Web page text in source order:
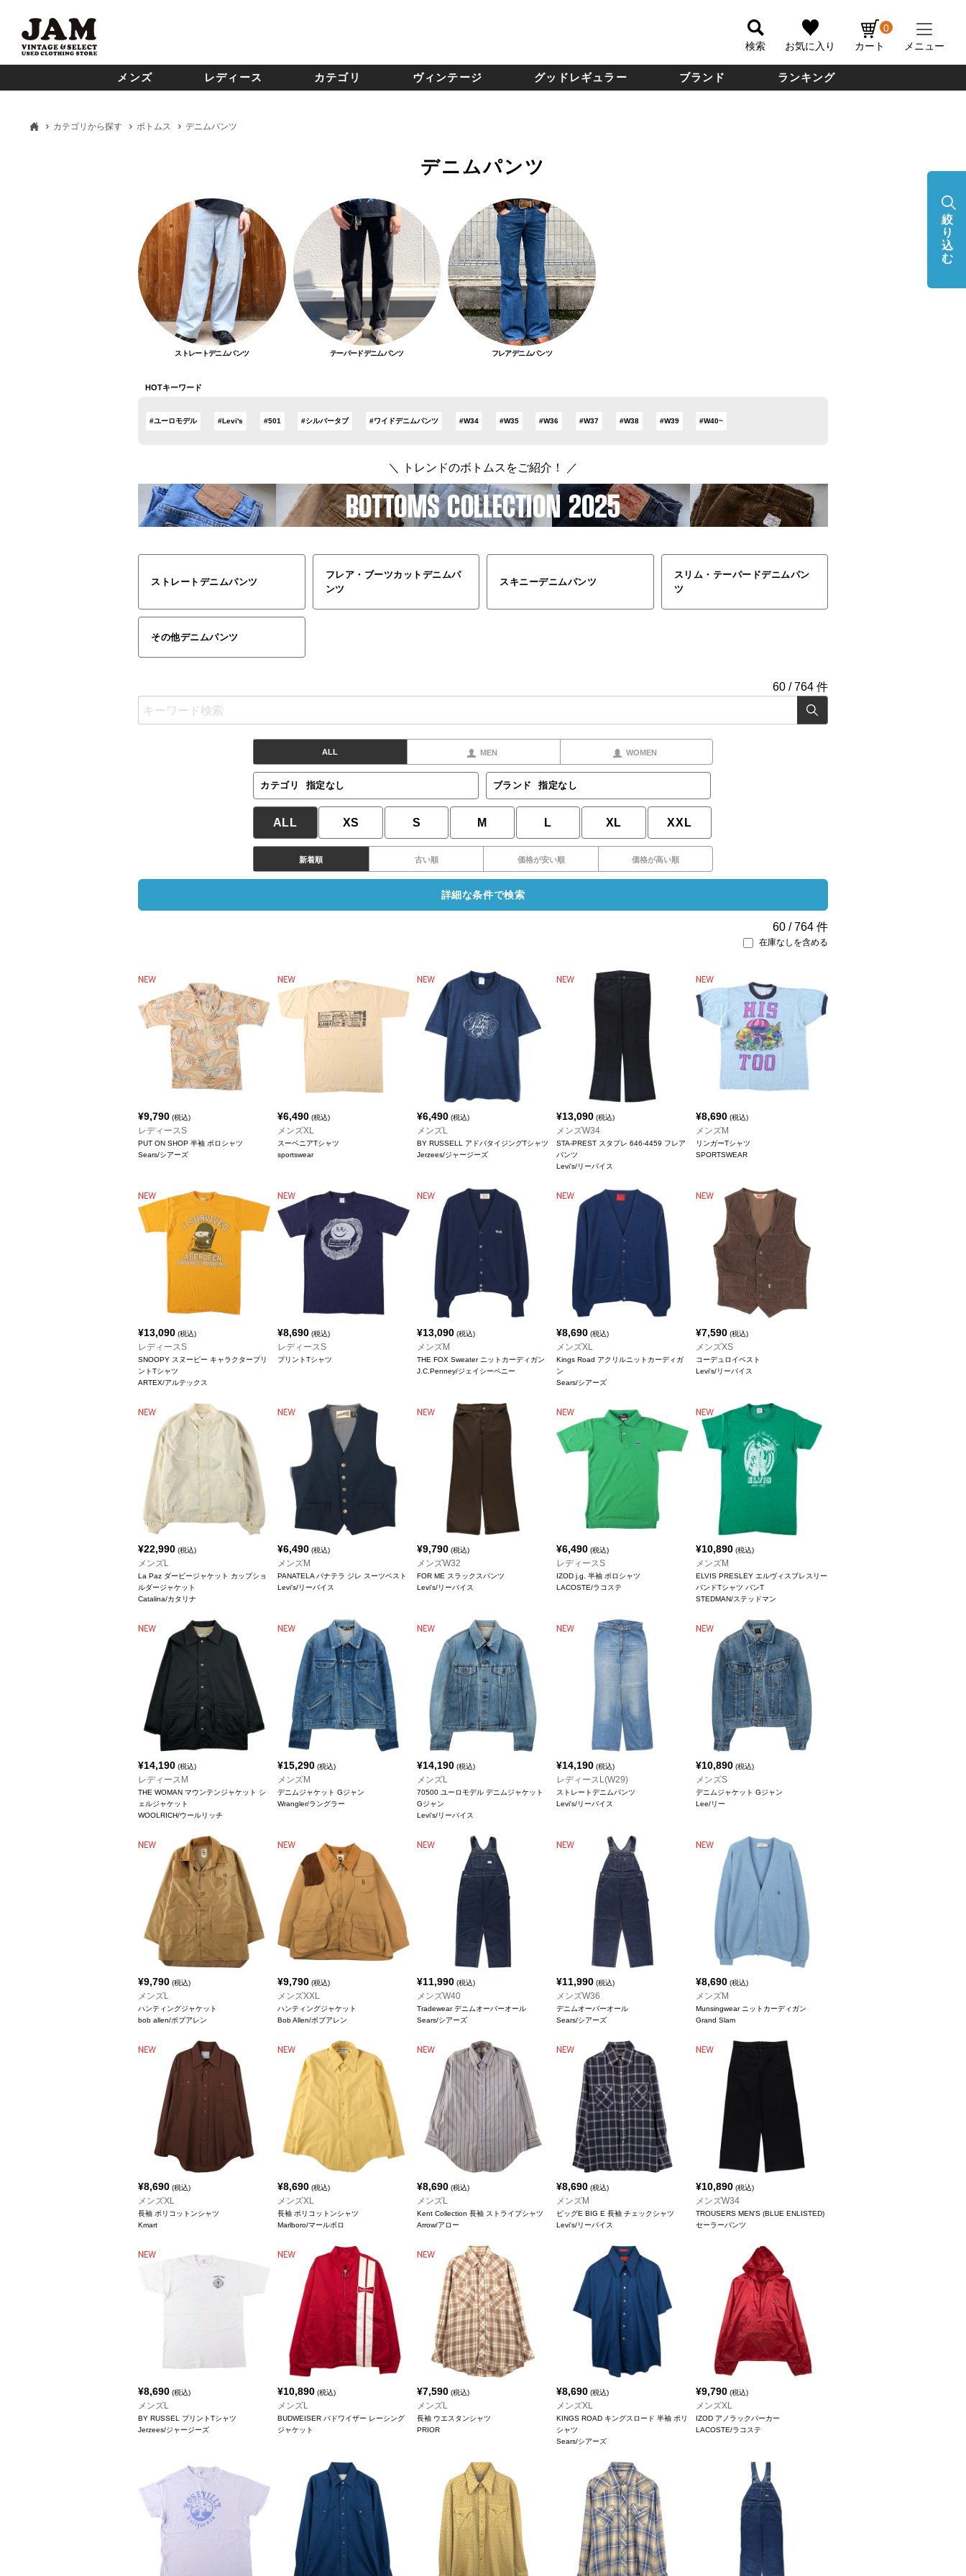
検索 お気に入り カート
0
メニュー
メンズ レディース カテゴリ ヴィンテージ グッドレギュラー ブランド ランキング
カテゴリから探す ボトムス デニムパンツ
デニムパンツ
ストレートデニムパンツ テーパードデニムパンツ フレアデニムパンツ
HOTキーワード
#ユーロモデル #Levi's #501 #シルバータブ #ワイドデニムパンツ #W34 #W35 #W36 #W37 #W38 #W39 #W40~
＼ トレンドのボトムスをご紹介！ ／
ストレートデニムパンツ
フレア・ブーツカットデニムパ
ンツ
スキニーデニムパンツ
スリム・テーパードデニムパン
ツ
その他デニムパンツ
60 /764 件
ALL MEN WOMEN
カテゴリ 指定なし ブランド 指定なし
ALL XS S M L XL XXL
新着順 古い順 価格が安い順 価格が高い順
詳細な条件で検索
60 /764 件
在庫なしを含める
¥9,790 (税込)
レディースS
PUT ON SHOP 半袖 ポロシャツ
Sears/シアーズ
¥6,490 (税込)
メンズXL
スーベニアTシャツ
sportswear
¥6,490 (税込)
メンズL
BY RUSSELL アドバタイジングTシャツ
Jerzees/ジャージーズ
¥13,090 (税込)
メンズW34
STA-PREST スタプレ 646-4459 フレア
パンツ
Levi's/リーバイス
¥8,690 (税込)
メンズM
リンガーTシャツ
SPORTSWEAR
¥13,090 (税込)
レディースS
SNOOPY スヌーピー キャラクタープリ
ントTシャツ
ARTEX/アルテックス
¥8,690 (税込)
レディースS
プリントTシャツ
¥13,090 (税込)
メンズM
THE FOX Sweater ニットカーディガン
J.C.Penney/ジェイシーペニー
¥8,690 (税込)
メンズXL
Kings Road アクリルニットカーディガ
ン
Sears/シアーズ
¥7,590 (税込)
メンズXS
コーデュロイベスト
Levi's/リーバイス
¥22,990 (税込)
メンズL
La Paz ダービージャケット カップショ
ルダージャケット
Catalina/カタリナ
¥6,490 (税込)
メンズM
PANATELA パナテラ ジレ スーツベスト
Levi's/リーバイス
¥9,790 (税込)
メンズW32
FOR ME スラックスパンツ
Levi's/リーバイス
¥6,490 (税込)
レディースS
IZOD j.g. 半袖 ポロシャツ
LACOSTE/ラコステ
¥10,890 (税込)
メンズM
ELVIS PRESLEY エルヴィスプレスリー
バンドTシャツ バンT
STEDMAN/ステッドマン
¥14,190 (税込)
レディースM
THE WOMAN マウンテンジャケット シ
ェルジャケット
WOOLRICH/ウールリッチ
¥15,290 (税込)
メンズM
デニムジャケット Gジャン
Wrangler/ラングラー
¥14,190 (税込)
メンズL
70500 ユーロモデル デニムジャケット
Gジャン
Levi's/リーバイス
¥14,190 (税込)
レディースL(W29)
ストレートデニムパンツ
Levi's/リーバイス
¥10,890 (税込)
メンズS
デニムジャケット Gジャン
Lee/リー
¥9,790 (税込)
メンズL
ハンティングジャケット
bob allen/ボブアレン
¥9,790 (税込)
メンズXXL
ハンティングジャケット
Bob Allen/ボブアレン
¥11,990 (税込)
メンズW40
Tradewear デニムオーバーオール
Sears/シアーズ
¥11,990 (税込)
メンズW36
デニムオーバーオール
Sears/シアーズ
¥8,690 (税込)
メンズM
Munsingwear ニットカーディガン
Grand Slam
¥8,690 (税込)
メンズXL
長袖 ポリコットンシャツ
Kmart
¥8,690 (税込)
メンズXL
長袖 ポリコットンシャツ
Marlboro/マールボロ
¥8,690 (税込)
メンズL
Kent Collection 長袖 ストライプシャツ
Arrow/アロー
¥8,690 (税込)
メンズM
ビッグE BIG E 長袖 チェックシャツ
Levi's/リーバイス
¥10,890 (税込)
メンズW34
TROUSERS MEN'S (BLUE ENLISTED)
セーラーパンツ
¥8,690 (税込)
メンズL
BY RUSSEL プリントTシャツ
Jerzees/ジャージーズ
¥10,890 (税込)
メンズL
BUDWEISER バドワイザー レーシング
ジャケット
¥7,590 (税込)
メンズL
長袖 ウエスタンシャツ
PRIOR
¥8,690 (税込)
メンズXL
KINGS ROAD キングスロード 半袖 ポリ
シャツ
Sears/シアーズ
¥9,790 (税込)
メンズXL
IZOD アノラックパーカー
LACOSTE/ラコステ
絞
り
込
む